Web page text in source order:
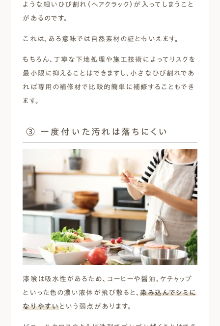
ような細いひび割れ（ヘアクラック）が入ってしまうこと
があるのです。
これは、ある意味では自然素材の証ともいえます。
もちろん、丁寧な下地処理や施工技術によってリスクを
最小限に抑えることはできますし、小さなひび割れであ
れば専用の補修材で比較的簡単に補修することもでき
ます。
③ 一度付いた汚れは落ちにくい
漆喰は吸水性があるため、コーヒーや醤油、ケチャップ
といった色の濃い液体が飛び散ると、染み込んでシミに
なりやすいという弱点があります。